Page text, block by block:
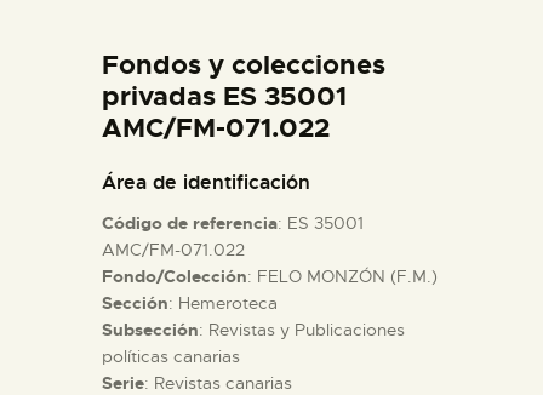
ESPAÑOL
ACTIVIDADES
█
EL MUSEO
Fondos y colecciones
privadas ES 35001
AMC/FM-071.022
Área de identificación
Código de referencia: ES 35001
AMC/FM-071.022
Fondo/Colección: FELO MONZÓN (F.M.)
Sección: Hemeroteca
Subsección: Revistas y Publicaciones
políticas canarias
Serie: Revistas canarias